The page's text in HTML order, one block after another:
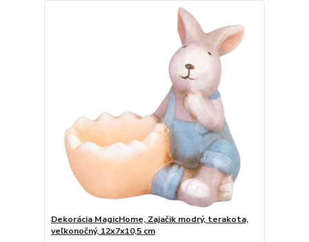
Dekorácia MagicHome, Zajačik modrý, terakota,
veľkonočný, 12x7x10,5 cm